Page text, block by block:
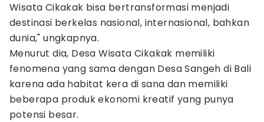
Wisata Cikakak bisa bertransformasi menjadi
destinasi berkelas nasional, internasional, bahkan
dunia," ungkapnya.
Menurut dia, Desa Wisata Cikakak memiliki
fenomena yang sama dengan Desa Sangeh di Bali
karena ada habitat kera di sana dan memiliki
beberapa produk ekonomi kreatif yang punya
potensi besar.